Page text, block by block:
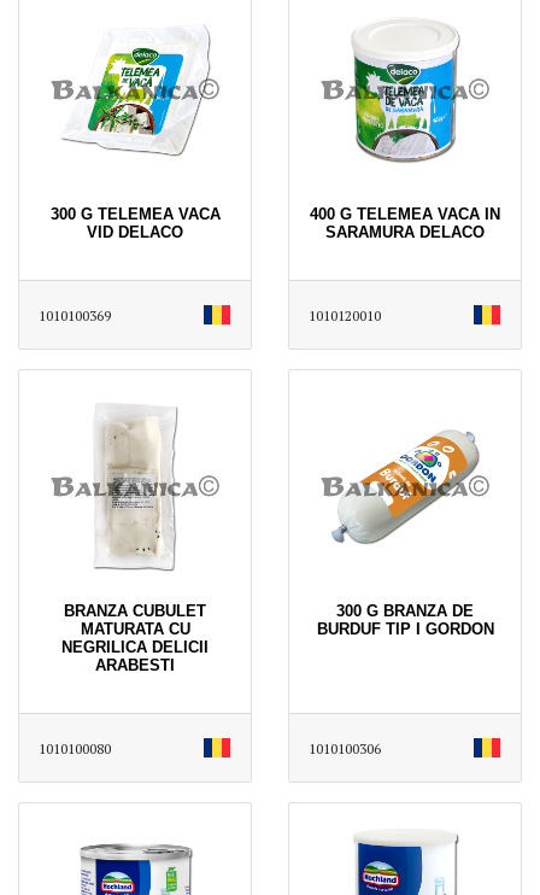
300 G TELEMEA VACA
VID DELACO
1010100369
400 G TELEMEA VACA IN
SARAMURA DELACO
1010120010
BRANZA CUBULET
MATURATA CU
NEGRILICA DELICII
ARABESTI
1010100080
300 G BRANZA DE
BURDUF TIP I GORDON
1010100306